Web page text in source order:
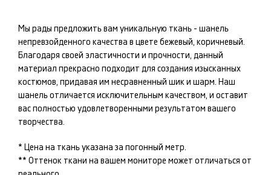
Мы рады предложить вам уникальную ткань - шанель
непревзойденного качества в цвете бежевый, коричневый.
Благодаря своей эластичности и прочности, данный
материал прекрасно подходит для создания изысканных
костюмов, придавая им несравненный шик и шарм. Наш
шанель отличается исключительным качеством, и оставит
вас полностью удовлетворенными результатом вашего
творчества.
* Цена на ткань указана за погонный метр.
** Оттенок ткани на вашем мониторе может отличаться от